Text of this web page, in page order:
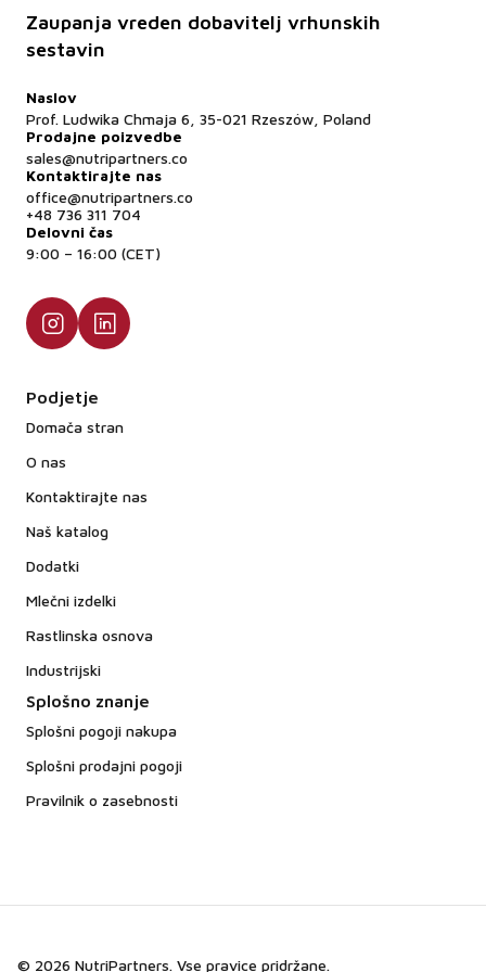
Zaupanja vreden dobavitelj vrhunskih
sestavin
Naslov
Prof. Ludwika Chmaja 6, 35-021 Rzeszów, Poland
Prodajne poizvedbe
sales@nutripartners.co
Kontaktirajte nas
office@nutripartners.co
+48 736 311 704
Delovni čas
9:00 – 16:00 (CET)
Podjetje
Domača stran
O nas
Kontaktirajte nas
Naš katalog
Dodatki
Mlečni izdelki
Rastlinska osnova
Industrijski
Splošno znanje
Splošni pogoji nakupa
Splošni prodajni pogoji
Pravilnik o zasebnosti
© 2026 NutriPartners. Vse pravice pridržane.